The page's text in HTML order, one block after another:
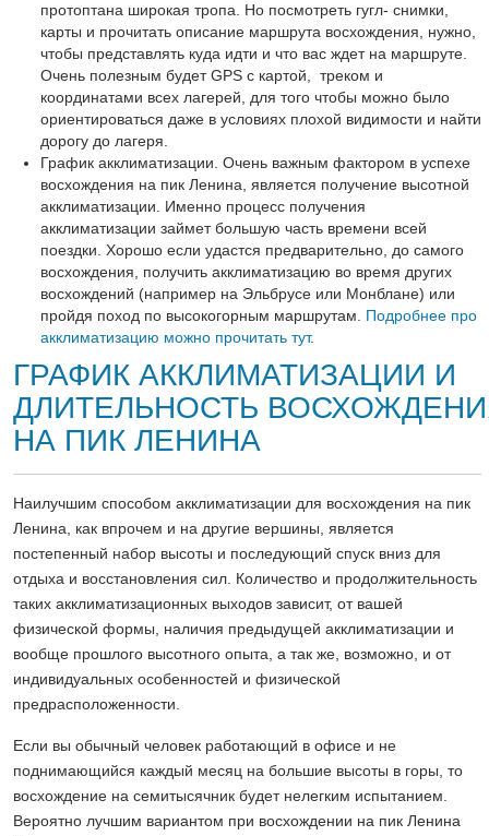
протоптана широкая тропа. Но посмотреть гугл- снимки,
карты и прочитать описание маршрута восхождения, нужно,
чтобы представлять куда идти и что вас ждет на маршруте.
Очень полезным будет GPS с картой, треком и
координатами всех лагерей, для того чтобы можно было
ориентироваться даже в условиях плохой видимости и найти
дорогу до лагеря.
График акклиматизации. Очень важным фактором в успехе
восхождения на пик Ленина, является получение высотной
акклиматизации. Именно процесс получения
акклиматизации займет большую часть времени всей
поездки. Хорошо если удастся предварительно, до самого
восхождения, получить акклиматизацию во время других
восхождений (например на Эльбрусе или Монблане) или
пройдя поход по высокогорным маршрутам. Подробнее про
акклиматизацию можно прочитать тут.
ГРАФИК АККЛИМАТИЗАЦИИ И
ДЛИТЕЛЬНОСТЬ
НА ПИК ЛЕНИНА
Наилучшим способом акклиматизации для восхождения на пик
Ленина, как впрочем и на другие вершины, является
постепенный набор высоты и последующий спуск вниз для
отдыха и восстановления сил. Количество и продолжительность
таких акклиматизационных выходов зависит, от вашей
физической формы, наличия предыдущей акклиматизации и
вообще прошлого высотного опыта, а так же, возможно, и от
индивидуальных особенностей и физической
предрасположенности.
Если вы обычный человек работающий в офисе и не
поднимающийся каждый месяц на большие высоты в горы, то
восхождение на семитысячник будет нелегким испытанием.
Вероятно лучшим вариантом при восхождении на пик Ленина